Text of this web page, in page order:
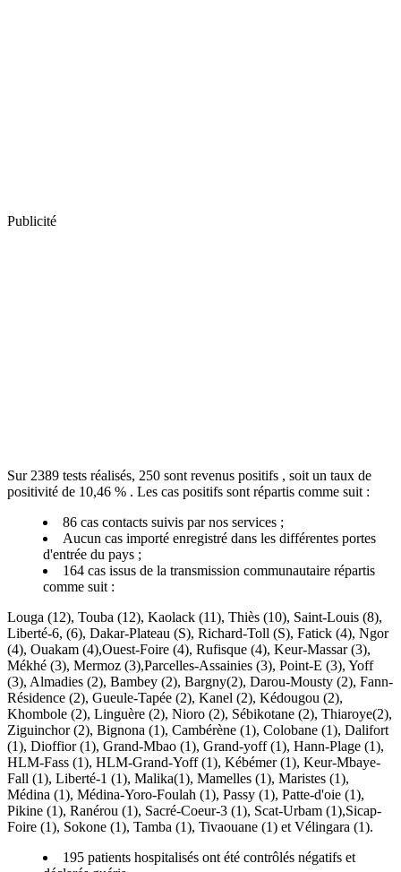
Publicité
Sur 2389 tests réalisés, 250 sont revenus positifs , soit un taux de
positivité de 10,46 % . Les cas positifs sont répartis comme suit :
86 cas contacts suivis par nos services ;
Aucun cas importé enregistré dans les différentes portes
d'entrée du pays ;
164 cas issus de la transmission communautaire répartis
comme suit :
Louga (12), Touba (12), Kaolack (11), Thiès (10), Saint-Louis (8),
Liberté-6, (6), Dakar-Plateau (S), Richard-Toll (S), Fatick (4), Ngor
(4), Ouakam (4),Ouest-Foire (4), Rufisque (4), Keur-Massar (3),
Mékhé (3), Mermoz (3),Parcelles-Assainies (3), Point-E (3), Yoff
(3), Almadies (2), Bambey (2), Bargny(2), Darou-Mousty (2), Fann-
Résidence (2), Gueule-Tapée (2), Kanel (2), Kédougou (2),
Khombole (2), Linguère (2), Nioro (2), Sébikotane (2), Thiaroye(2),
Ziguinchor (2), Bignona (1), Cambérène (1), Colobane (1), Dalifort
(1), Dioffior (1), Grand-Mbao (1), Grand-yoff (1), Hann-Plage (1),
HLM-Fass (1), HLM-Grand-Yoff (1), Kébémer (1), Keur-Mbaye-
Fall (1), Liberté-1 (1), Malika(1), Mamelles (1), Maristes (1),
Médina (1), Médina-Yoro-Foulah (1), Passy (1), Patte-d'oie (1),
Pikine (1), Ranérou (1), Sacré-Coeur-3 (1), Scat-Urbam (1),Sicap-
Foire (1), Sokone (1), Tamba (1), Tivaouane (1) et Vélingara (1).
195 patients hospitalisés ont été contrôlés négatifs et